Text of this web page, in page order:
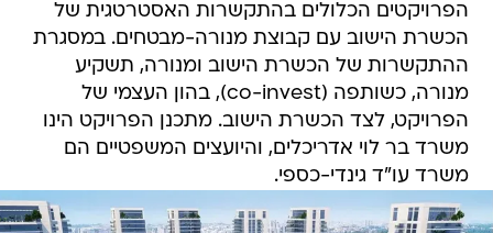
הפרויקטים הכלולים בהתקשרות האסטרטגית של
הכשרת הישוב עם קבוצת מנורה-מבטחים. במסגרת
ההתקשרות של הכשרת הישוב ומנורה, תשקיע
מנורה, כשותפה (co-invest), בהון העצמי של
הפרויקט, לצד הכשרת הישוב. מתכנן הפרויקט הינו
משרד בר לוי אדריכלים, והיועצים המשפטיים הם
משרד עו"ד גינדי-כספי.